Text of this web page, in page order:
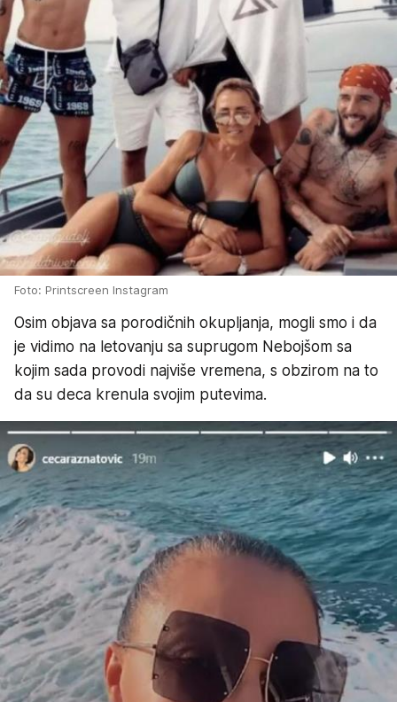
Foto: Printscreen Instagram
Osim objava sa porodičnih okupljanja, mogli smo i da
je vidimo na letovanju sa suprugom Nebojšom sa
kojim sada provodi najviše vremena, s obzirom na to
da su deca krenula svojim putevima.